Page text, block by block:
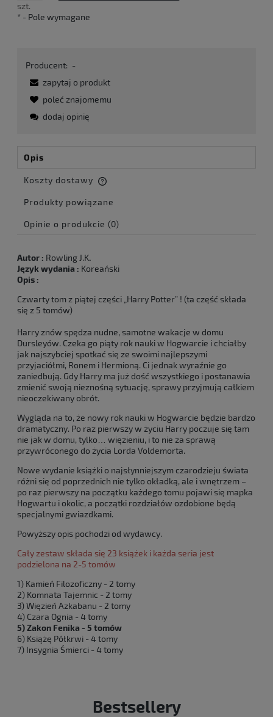
szt.
* - Pole wymagane
Producent: -
zapytaj o produkt
poleć znajomemu
dodaj opinię
Opis
Koszty dostawy
Cena nie zawiera ewentualnych kosztów płatności
Produkty powiązane
Opinie o produkcie (0)
Autor : Rowling J.K.
Język wydania : Koreański
Opis :
Czwarty tom z piątej części „Harry Potter” ! (ta część składa
się z 5 tomów)
Harry znów spędza nudne, samotne wakacje w domu
Dursleyów. Czeka go piąty rok nauki w Hogwarcie i chciałby
jak najszybciej spotkać się ze swoimi najlepszymi
przyjaciółmi, Ronem i Hermioną. Ci jednak wyraźnie go
zaniedbują. Gdy Harry ma już dość wszystkiego i postanawia
zmienić swoją nieznośną sytuację, sprawy przyjmują całkiem
nieoczekiwany obrót.
Wygląda na to, że nowy rok nauki w Hogwarcie będzie bardzo
dramatyczny. Po raz pierwszy w życiu Harry poczuje się tam
nie jak w domu, tylko… więzieniu, i to nie za sprawą
przywróconego do życia Lorda Voldemorta.
Nowe wydanie książki o najsłynniejszym czarodzieju świata
różni się od poprzednich nie tylko okładką, ale i wnętrzem –
po raz pierwszy na początku każdego tomu pojawi się mapka
Hogwartu i okolic, a początki rozdziałów ozdobione będą
specjalnymi gwiazdkami.
Powyższy opis pochodzi od wydawcy.
Cały zestaw składa się 23 książek i każda seria jest
podzielona na 2-5 tomów
1) Kamień Filozoficzny - 2 tomy
2) Komnata Tajemnic - 2 tomy
3) Więzień Azkabanu - 2 tomy
4) Czara Ognia - 4 tomy
5) Zakon Fenika - 5 tomów
6) Książę Półkrwi - 4 tomy
7) Insygnia Śmierci - 4 tomy
Bestsellery